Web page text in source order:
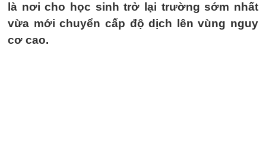
là nơi cho học sinh trở lại trường sớm nhất
vừa mới chuyển cấp độ dịch lên vùng nguy
cơ cao.